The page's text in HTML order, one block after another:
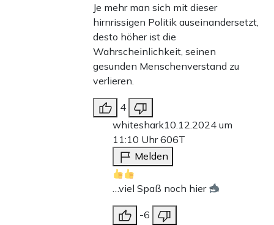
Je mehr man sich mit dieser
hirnrissigen Politik auseinandersetzt,
desto höher ist die
Wahrscheinlichkeit, seinen
gesunden Menschenverstand zu
verlieren.
4
whiteshark10.12.2024 um
11:10 Uhr606T
Melden
…viel Spaß noch hier
-6